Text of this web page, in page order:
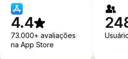
4.4
73.000+ avaliações
na App Store